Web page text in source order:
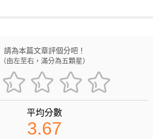
請為本篇文章評個分吧！
（由左至右，滿分為五顆星）
平均分數
3.67